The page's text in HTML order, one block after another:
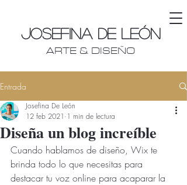
Josefina De León
ARTE & DISEÑO
Entrada
Diseña un blog increíble
Josefina De León
12 feb 2021 1 min de lectura
Cuando hablamos de diseño, Wix te
brinda todo lo que necesitas para
destacar tu voz online para acaparar la